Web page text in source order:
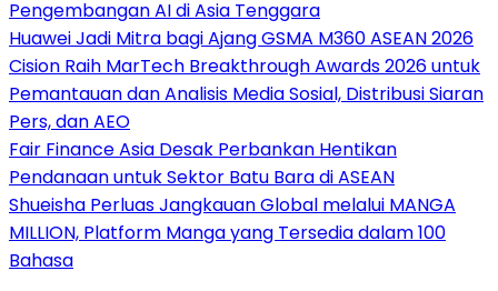
Pengembangan AI di Asia Tenggara
Huawei Jadi Mitra bagi Ajang GSMA M360 ASEAN 2026
Cision Raih MarTech Breakthrough Awards 2026 untuk
Pemantauan dan Analisis Media Sosial, Distribusi Siaran
Pers, dan AEO
Fair Finance Asia Desak Perbankan Hentikan
Pendanaan untuk Sektor Batu Bara di ASEAN
Shueisha Perluas Jangkauan Global melalui MANGA
MILLION, Platform Manga yang Tersedia dalam 100
Bahasa